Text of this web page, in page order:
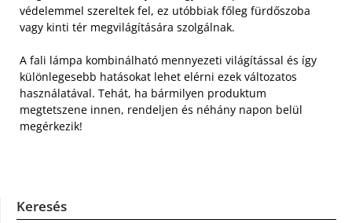
védelemmel szereltek fel, ez utóbbiak főleg fürdőszoba
vagy kinti tér megvilágítására szolgálnak.
A fali lámpa kombinálható mennyezeti világítással és így
különlegesebb hatásokat lehet elérni ezek változatos
használatával. Tehát, ha bármilyen produktum
megtetszene innen, rendeljen és néhány napon belül
megérkezik!
Keresés